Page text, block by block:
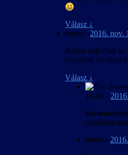
Válasz ↓
mooo - 2016. nov.
Akkor már csak az
complete modhoz
Válasz ↓
16-bit -
Ha minden
elszóltam
mooo -